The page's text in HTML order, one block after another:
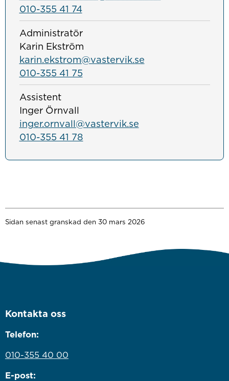
010-355 41 74
Administratör
Karin Ekström
karin.ekstrom@vastervik.se
010-355 41 75
Assistent
Inger Örnvall
inger.ornvall@vastervik.se
010-355 41 78
Sidan senast granskad den 30 mars 2026
Kontakta oss
Telefon:
010-355 40 00
E-post: